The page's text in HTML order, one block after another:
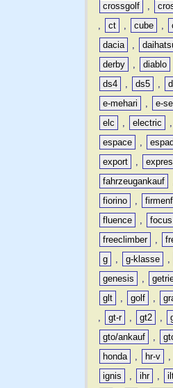
crossgolf
,
,
ct , cube ,
dacia
,
derby
, diablo
ds4
, ds5 ,
e-mehari
, e-
elc
, electric ,
espace
,
export
,
fahrzeugankauf
fiorino
,
fluence
, focus
freeclimber
,
g
, g-klasse ,
genesis
,
glt
, golf ,
,
gt-r , gt2 ,
gto/ankauf
,
honda
, hr-v ,
ignis
, ihr ,